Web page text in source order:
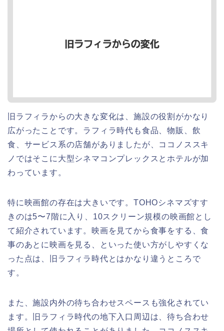
旧ラフィラからの大きな変化は、施設の役割がかなり
広がったことです。ラフィラ時代も食品、物販、飲
食、サービス系の店舗がありましたが、ココノススキ
ノではそこに大型シネマコンプレックスとホテルが加
わっています。
特に映画館の存在は大きいです。TOHOシネマズすす
きのは5〜7階に入り、10スクリーン規模の映画館とし
て紹介されています。映画を見てから食事をする、食
事のあとに映画を見る、といった使い方がしやすくな
った点は、旧ラフィラ時代とはかなり違うところで
す。
また、施設内外の待ち合わせスペースも強化されてい
ます。旧ラフィラ時代の地下入口周辺は、待ち合わせ